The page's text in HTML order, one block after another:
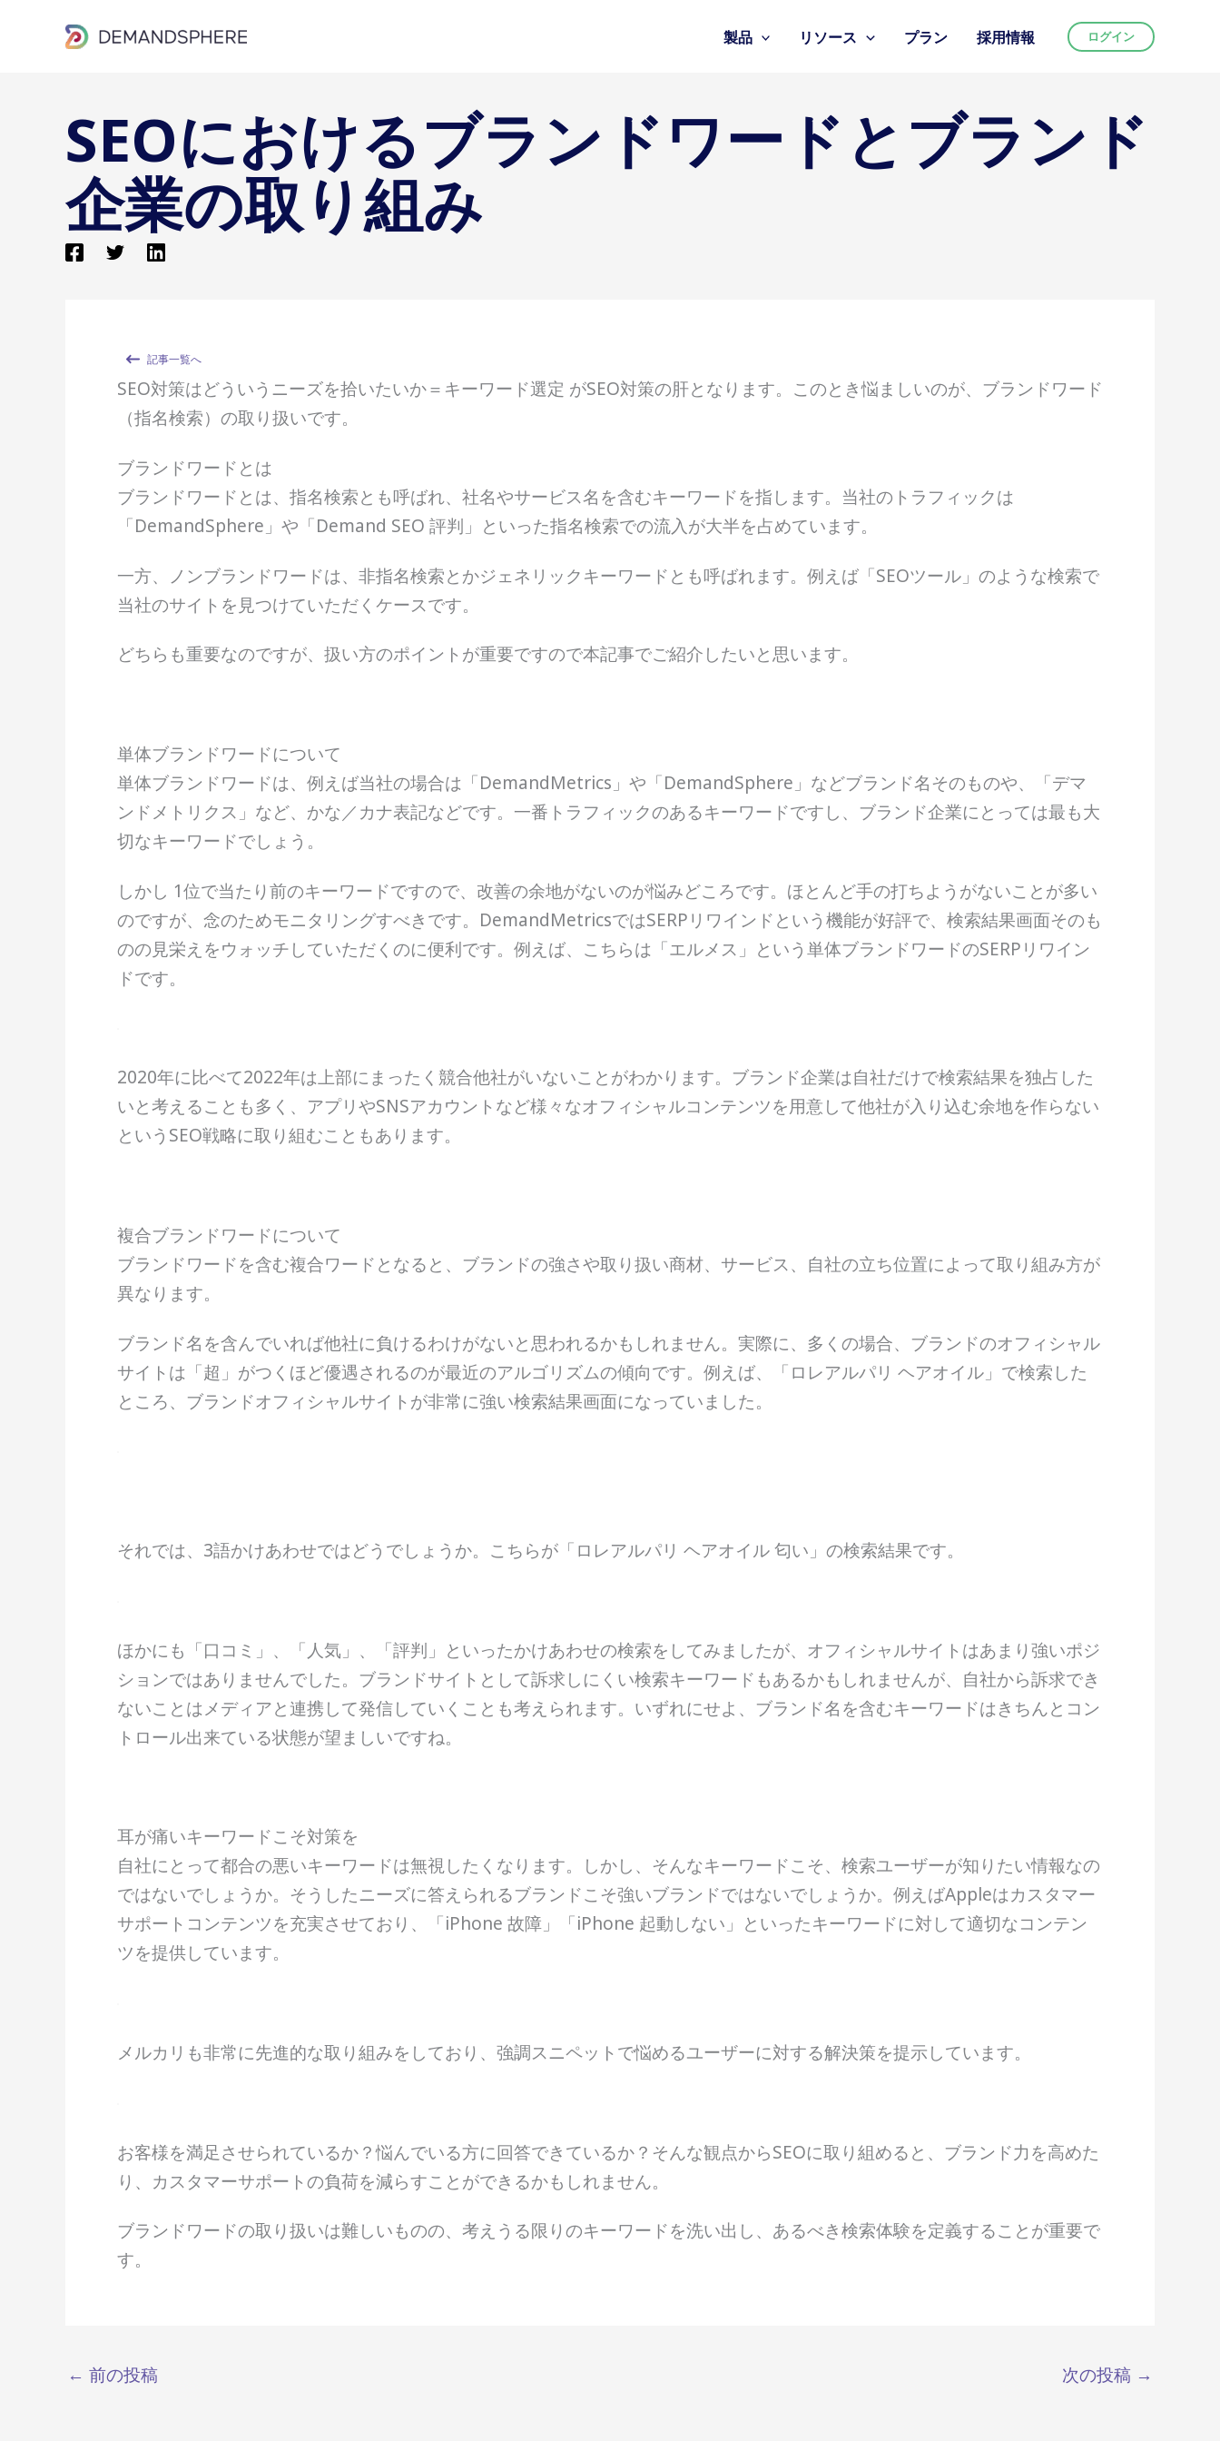
製品 リソース プラン 採用情報 ログイン
SEOにおけるブランドワードとブランド
企業の取り組み
記事一覧へ
SEO対策はどういうニーズを拾いたいか＝キーワード選定 がSEO対策の肝となります。このとき悩ましいのが、ブランドワード
（指名検索）の取り扱いです。
ブランドワードとは
ブランドワードとは、指名検索とも呼ばれ、社名やサービス名を含むキーワードを指します。当社のトラフィックは
「DemandSphere」や「Demand SEO 評判」といった指名検索での流入が大半を占めています。
一方、ノンブランドワードは、非指名検索とかジェネリックキーワードとも呼ばれます。例えば「SEOツール」のような検索で
当社のサイトを見つけていただくケースです。
どちらも重要なのですが、扱い方のポイントが重要ですので本記事でご紹介したいと思います。
単体ブランドワードについて
単体ブランドワードは、例えば当社の場合は「DemandMetrics」や「DemandSphere」などブランド名そのものや、「デマ
ンドメトリクス」など、かな／カナ表記などです。一番トラフィックのあるキーワードですし、ブランド企業にとっては最も大
切なキーワードでしょう。
しかし 1位で当たり前のキーワードですので、改善の余地がないのが悩みどころです。ほとんど手の打ちようがないことが多い
のですが、念のためモニタリングすべきです。DemandMetricsではSERPリワインドという機能が好評で、検索結果画面そのも
のの見栄えをウォッチしていただくのに便利です。例えば、こちらは「エルメス」という単体ブランドワードのSERPリワイン
ドです。
2020年に比べて2022年は上部にまったく競合他社がいないことがわかります。ブランド企業は自社だけで検索結果を独占した
いと考えることも多く、アプリやSNSアカウントなど様々なオフィシャルコンテンツを用意して他社が入り込む余地を作らない
というSEO戦略に取り組むこともあります。
複合ブランドワードについて
ブランドワードを含む複合ワードとなると、ブランドの強さや取り扱い商材、サービス、自社の立ち位置によって取り組み方が
異なります。
ブランド名を含んでいれば他社に負けるわけがないと思われるかもしれません。実際に、多くの場合、ブランドのオフィシャル
サイトは「超」がつくほど優遇されるのが最近のアルゴリズムの傾向です。例えば、「ロレアルパリ ヘアオイル」で検索した
ところ、ブランドオフィシャルサイトが非常に強い検索結果画面になっていました。
それでは、3語かけあわせではどうでしょうか。こちらが「ロレアルパリ ヘアオイル 匂い」の検索結果です。
ほかにも「口コミ」、「人気」、「評判」といったかけあわせの検索をしてみましたが、オフィシャルサイトはあまり強いポジ
ションではありませんでした。ブランドサイトとして訴求しにくい検索キーワードもあるかもしれませんが、自社から訴求でき
ないことはメディアと連携して発信していくことも考えられます。いずれにせよ、ブランド名を含むキーワードはきちんとコン
トロール出来ている状態が望ましいですね。
耳が痛いキーワードこそ対策を
自社にとって都合の悪いキーワードは無視したくなります。しかし、そんなキーワードこそ、検索ユーザーが知りたい情報なの
ではないでしょうか。そうしたニーズに答えられるブランドこそ強いブランドではないでしょうか。例えばAppleはカスタマー
サポートコンテンツを充実させており、「iPhone 故障」「iPhone 起動しない」といったキーワードに対して適切なコンテン
ツを提供しています。
メルカリも非常に先進的な取り組みをしており、強調スニペットで悩めるユーザーに対する解決策を提示しています。
お客様を満足させられているか？悩んでいる方に回答できているか？そんな観点からSEOに取り組めると、ブランド力を高めた
り、カスタマーサポートの負荷を減らすことができるかもしれません。
ブランドワードの取り扱いは難しいものの、考えうる限りのキーワードを洗い出し、あるべき検索体験を定義することが重要で
す。
← 前の投稿 次の投稿 →